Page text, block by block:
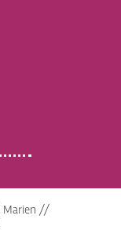
Marien //